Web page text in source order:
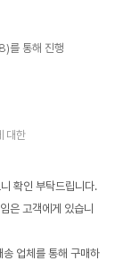
를 통해 진행
대한
확인 부탁드립니다.
은 고객에게 있습니
업체를 통해 구매하